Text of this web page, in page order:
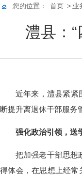
您的位置： 首页 > 业
澧县：
近年来，澧县紧紧
断提升离退休干部服务
强化政治引领，送
把加强老干部思想
得体会，在思想上经